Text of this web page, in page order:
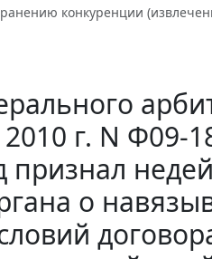
конкуренции
г. N Ф09-
признал
о